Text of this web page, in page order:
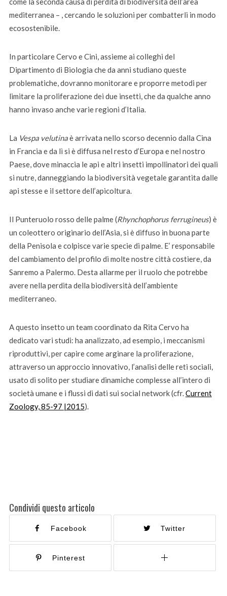
mediterranea – , cercando le soluzioni per combatterli in modo
ecosostenibile.
In particolare Cervo e Cini, assieme ai colleghi del
Dipartimento di Biologia che da anni studiano queste
problematiche, dovranno monitorare e proporre metodi per
limitare la proliferazione dei due insetti, che da qualche anno
hanno invaso anche varie regioni d’Italia.
La Vespa velutinaè arrivata nello scorso decennio dalla Cina
in Francia e da lì si è diffusa nel resto d’Europa e nel nostro
Paese, dove minaccia le api e altri insetti impollinatori dei quali
si nutre, danneggiando la biodiversità vegetale garantita dalle
api stesse e il settore dell’apicoltura.
Il Punteruolo rosso delle palme (Rhynchophorus ferrugineus) è
un coleottero originario dell’Asia, si è diffuso in buona parte
della Penisola e colpisce varie specie di palme. E’ responsabile
del cambiamento del profilo di molte nostre città costiere, da
Sanremo a Palermo. Desta allarme per il ruolo che potrebbe
avere nella perdita della biodiversità dell’ambiente
mediterraneo.
A questo insetto un team coordinato da Rita Cervo ha
dedicato vari studi: ha analizzato, ad esempio, i meccanismi
riproduttivi, per capire come arginare la proliferazione,
attraverso un approccio innovativo, l’analisi delle reti sociali,
usato di solito per studiare dinamiche complesse all’intero di
società umane e i flussi di dati sui social network (cfr.Current
Zoology, 85-97 |2015).
Condividi questo articolo
Facebook Twitter
Pinterest